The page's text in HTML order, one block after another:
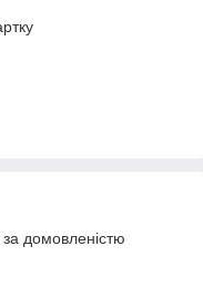
домовленістю